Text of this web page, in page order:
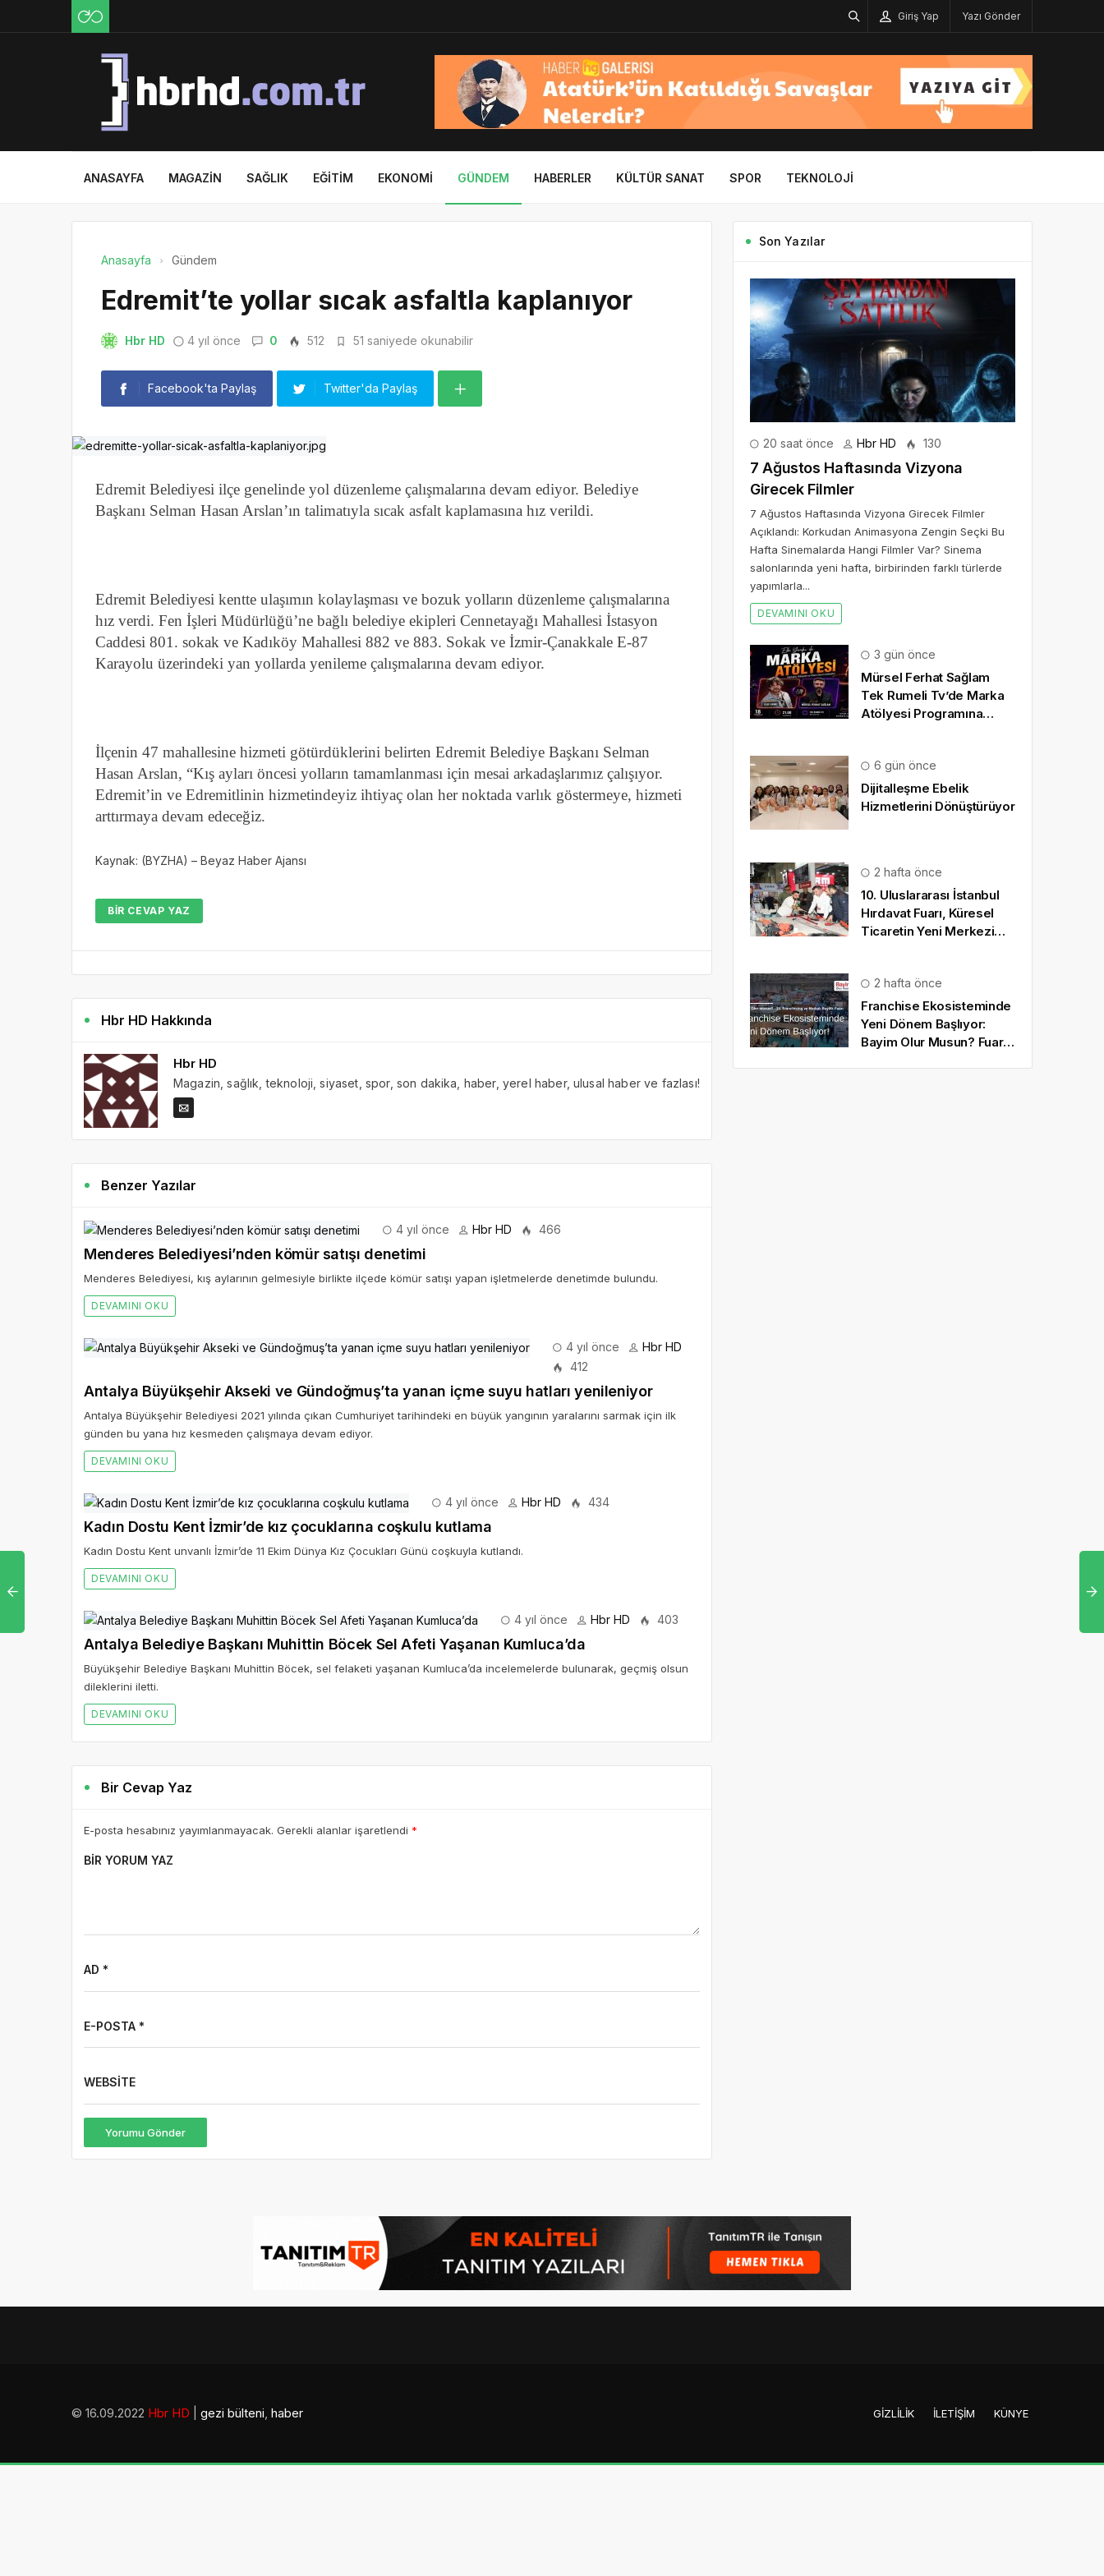
Giriş Yap Yazı Gönder
ANASAYFA MAGAZIN SAĞLIK EĞITIM EKONOMI GÜNDEM HABERLER KÜLTÜR SANAT SPOR TEKNOLOJI
Anasayfa Gündem
Edremit’te yollar sıcak asfaltla kaplanıyor
Hbr HD 4 yıl önce 0 512 51 saniyede okunabilir
Facebook'ta Paylaş Twitter'da Paylaş
Edremit Belediyesi ilçe genelinde yol düzenleme çalışmalarına devam ediyor. Belediye
Başkanı Selman Hasan Arslan’ın talimatıyla sıcak asfalt kaplamasına hız verildi.
Edremit Belediyesi kentte ulaşımın kolaylaşması ve bozuk yolların düzenleme çalışmalarına
hız verdi. Fen İşleri Müdürlüğü’ne bağlı belediye ekipleri Cennetayağı Mahallesi İstasyon
Caddesi 801. sokak ve Kadıköy Mahallesi 882 ve 883. Sokak ve İzmir-Çanakkale E-87
Karayolu üzerindeki yan yollarda yenileme çalışmalarına devam ediyor.
İlçenin 47 mahallesine hizmeti götürdüklerini belirten Edremit Belediye Başkanı Selman
Hasan Arslan, “Kış ayları öncesi yolların tamamlanması için mesai arkadaşlarımız çalışıyor.
Edremit’in ve Edremitlinin hizmetindeyiz ihtiyaç olan her noktada varlık göstermeye, hizmeti
arttırmaya devam edeceğiz.
Kaynak: (BYZHA) – Beyaz Haber Ajansı
BIR CEVAP YAZ
Hbr HD Hakkında
Hbr HD
Magazin, sağlık, teknoloji, siyaset, spor, son dakika, haber, yerel haber, ulusal haber ve fazlası!
Benzer Yazılar
4 yıl önce Hbr HD 466
Menderes Belediyesi’nden kömür satışı denetimi
Menderes Belediyesi, kış aylarının gelmesiyle birlikte ilçede kömür satışı yapan işletmelerde denetimde bulundu.
DEVAMINI OKU
4 yıl önce
Hbr HD
412
Antalya Büyükşehir Akseki ve Gündoğmuş’ta yanan içme suyu hatları yenileniyor
Antalya Büyükşehir Belediyesi 2021 yılında çıkan Cumhuriyet tarihindeki en büyük yangının yaralarını sarmak için ilk
günden bu yana hız kesmeden çalışmaya devam ediyor.
DEVAMINI OKU
4 yıl önce Hbr HD 434
Kadın Dostu Kent İzmir’de kız çocuklarına coşkulu kutlama
Kadın Dostu Kent unvanlı İzmir’de 11 Ekim Dünya Kız Çocukları Günü coşkuyla kutlandı.
DEVAMINI OKU
4 yıl önce Hbr HD 403
Antalya Belediye Başkanı Muhittin Böcek Sel Afeti Yaşanan Kumluca’da
Büyükşehir Belediye Başkanı Muhittin Böcek, sel felaketi yaşanan Kumluca’da incelemelerde bulunarak, geçmiş olsun
dileklerini iletti.
DEVAMINI OKU
Bir Cevap Yaz
E-posta hesabınız yayımlanmayacak. Gerekli alanlar işaretlendi *
BIR YORUM YAZ
AD *
E-POSTA *
WEBSITE
Yorumu Gönder
Son Yazılar
20 saat önce Hbr HD 130
7 Ağustos Haftasında Vizyona
Girecek Filmler
7 Ağustos Haftasında Vizyona Girecek Filmler
Açıklandı: Korkudan Animasyona Zengin Seçki Bu
Hafta Sinemalarda Hangi Filmler Var? Sinema
salonlarında yeni hafta, birbirinden farklı türlerde
yapımlarla...
DEVAMINI OKU
3 gün önce
Mürsel Ferhat Sağlam
Tek Rumeli Tv’de Marka
Atölyesi Programına
6 gün önce
Dijitalleşme Ebelik
Hizmetlerini Dönüştürüyor
2 hafta önce
10. Uluslararası İstanbul
Hırdavat Fuarı, Küresel
Ticaretin Yeni Merkezi
2 hafta önce
Franchise Ekosisteminde
Yeni Dönem Başlıyor:
Bayim Olur Musun? Fuarı
© 16.09.2022 Hbr HD gezi bülteni, haber GIZLILIK İLETIŞIM KÜNYE